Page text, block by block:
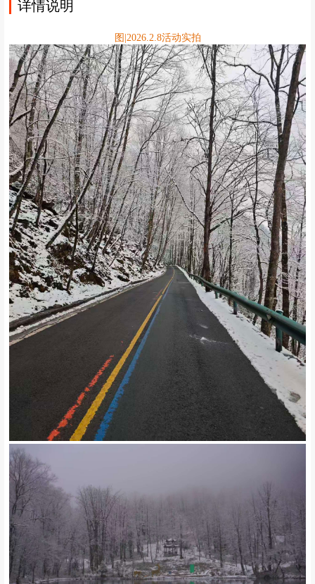
详情说明
图|2026.2.8活动实拍